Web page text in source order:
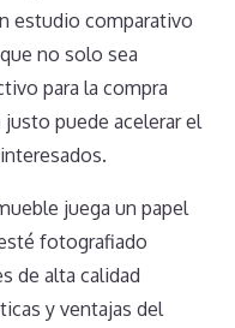
estudio comparativo
no solo sea
para la compra
puede acelerar el
juega un papel
fotografiado
de alta calidad
y ventajas del